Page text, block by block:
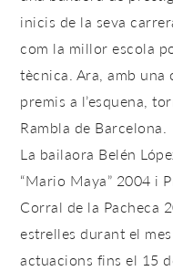
inicis de la seva
com la millor escola
tècnica. Ara, amb
premis a l’esquena,
Rambla de Barcelona.
La bailaora Belén
“Mario Maya” 2004 i
Corral de la Pacheca
estrelles durant el
actuacions fins el 15